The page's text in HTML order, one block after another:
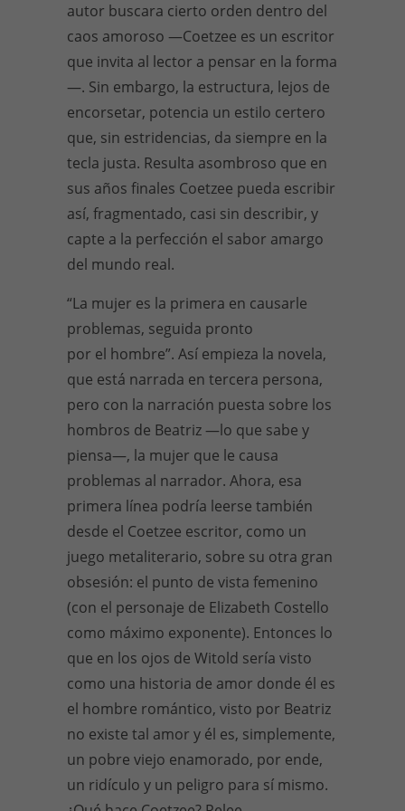
autor buscara cierto orden dentro del
caos amoroso —Coetzee es un escritor
que invita al lector a pensar en la forma
—. Sin embargo, la estructura, lejos de
encorsetar, potencia un estilo certero
que, sin estridencias, da siempre en la
tecla justa. Resulta asombroso que en
sus años finales Coetzee pueda escribir
así, fragmentado, casi sin describir, y
capte a la perfección el sabor amargo
del mundo real.
“La mujer es la primera en causarle
problemas, seguida pronto
por el hombre”. Así empieza la novela,
que está narrada en tercera persona,
pero con la narración puesta sobre los
hombros de Beatriz —lo que sabe y
piensa—, la mujer que le causa
problemas al narrador. Ahora, esa
primera línea podría leerse también
desde el Coetzee escritor, como un
juego metaliterario, sobre su otra gran
obsesión: el punto de vista femenino
(con el personaje de Elizabeth Costello
como máximo exponente). Entonces lo
que en los ojos de Witold sería visto
como una historia de amor donde él es
el hombre romántico, visto por Beatriz
no existe tal amor y él es, simplemente,
un pobre viejo enamorado, por ende,
un ridículo y un peligro para sí mismo.